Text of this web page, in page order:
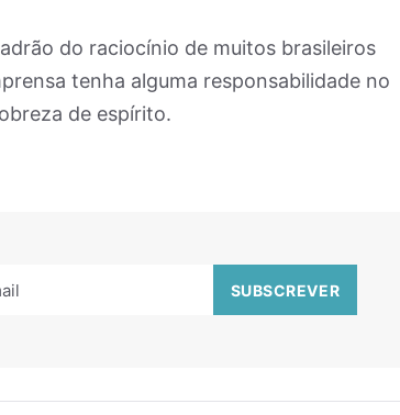
do raciocínio de muitos brasileiros
tenha alguma responsabilidade no
de espírito.